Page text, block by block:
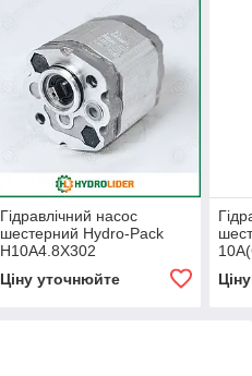
Гідравлічний насос
шестерний Hydro-Pack
H10A4.8X302
Ціну уточнюйте